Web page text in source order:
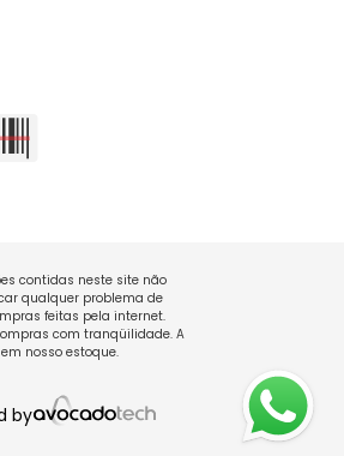
contidas neste site não
qualquer problema de
feitas pela internet.
com tranqüilidade. A
nosso estoque.
by